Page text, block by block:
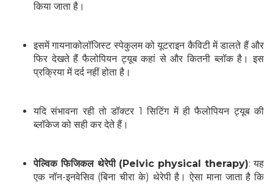
किया जाता है।
इसमें गायनाकोलॉजिस्ट स्‍पेकुलम को यूटराइन कैविटी में डालते हैं और
फिर देखते हैं फैलोपियन ट्यूब कहां से और कितनी ब्लॉक है। इस
प्रक्रिया में दर्द नहीं होता है।
यदि संभावना रही तो डॉक्‍टर 1 सिटिंग में ही फैलोपियन ट्यूब की
ब्‍लॉकेज को सही कर देते हैं।
पेल्विक फिजिकल थेरेपी (Pelvic physical therapy): यह
एक नॉन-इनवेसिव (बिना चीरा के) थेरेपी है। ऐसा माना जाता है कि